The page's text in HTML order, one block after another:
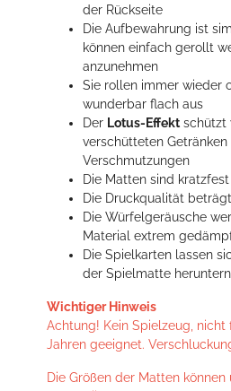
der Rückseite
Die Aufbewahrung ist
können einfach gerollt
anzunehmen
Sie rollen immer wieder
wunderbar flach aus
Der Lotus-Effekt schützt
verschütteten
Verschmutzungen
Die Matten sind kratzfest
Die Druckqualität
Die Würfelgeräusche
Material extrem
Die Spielkarten lassen
der Spielmatte
Wichtiger Hinweis
Achtung! Kein Spielzeug, nicht
Jahren geeignet.
Die Größen der Matten können